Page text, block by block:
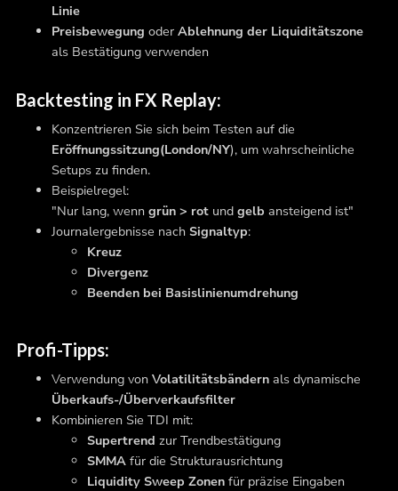
Linie
Preisbewegung oder Ablehnung der Liquiditätszone
als Bestätigung verwenden
Backtesting in FX Replay:
Konzentrieren Sie sich beim Testen auf die
Eröffnungssitzung(London/NY), um wahrscheinliche
Setups zu finden.
Beispielregel:
"Nur lang, wenn grün > rotund gelb ansteigend ist"
Journalergebnisse nach Signaltyp:
Kreuz
Divergenz
Beenden bei Basislinienumdrehung
Profi-Tipps:
Verwendung von Volatilitätsbändernals dynamische
Überkaufs-/Überverkaufsfilter
Kombinieren Sie TDI mit:
Supertrend zur Trendbestätigung
SMMAfür die Strukturausrichtung
Liquidity Sweep Zonenfür präzise Eingaben